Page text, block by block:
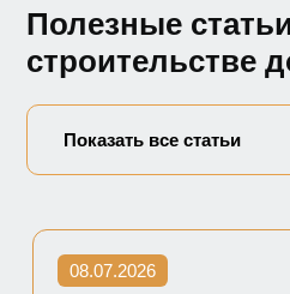
Полезные
строительстве
Показать все статьи
08.07.2026